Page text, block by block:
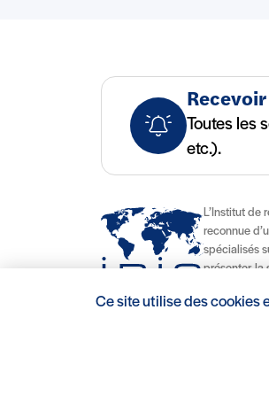
Toutes les
etc.).
L’Institut de
reconnue
spécialisés
présenter la
contribuant
Ce site utilise des cookies